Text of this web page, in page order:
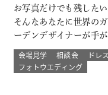
お写真だけでも残した
そんなあなたに世界の
ーデンデザイナーが手
ウェディング。 プロの
ない こだわりのプライ
会場見学 相談会 ドレ
フォトウエディング